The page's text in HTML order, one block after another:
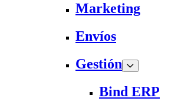
Marketing
Envíos
Gestión
Bind ERP